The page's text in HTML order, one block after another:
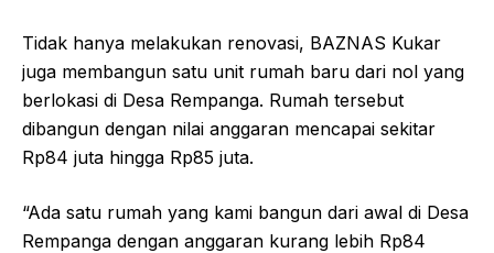
Tidak hanya melakukan renovasi, BAZNAS Kukar
juga membangun satu unit rumah baru dari nol yang
berlokasi di Desa Rempanga. Rumah tersebut
dibangun dengan nilai anggaran mencapai sekitar
Rp84 juta hingga Rp85 juta.
“Ada satu rumah yang kami bangun dari awal di Desa
Rempanga dengan anggaran kurang lebih Rp84